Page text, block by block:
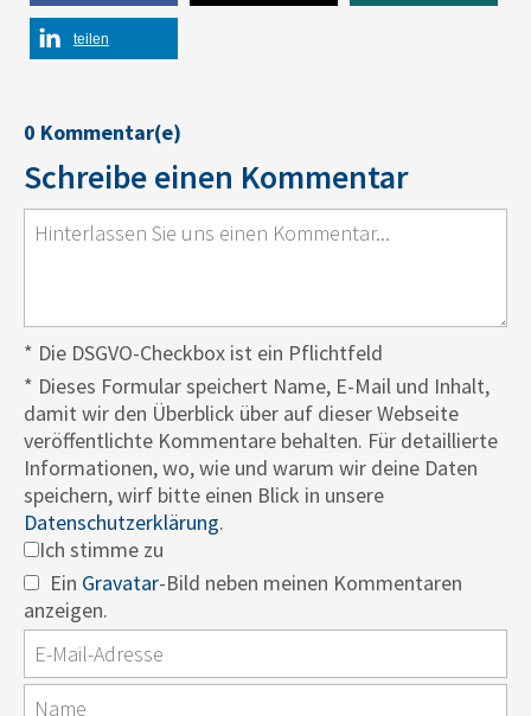
teilen
0 Kommentar(e)
Schreibe einen Kommentar
* Die DSGVO-Checkbox ist ein Pflichtfeld
* Dieses Formular speichert Name, E-Mail und Inhalt,
damit wir den Überblick über auf dieser Webseite
veröffentlichte Kommentare behalten. Für detaillierte
Informationen, wo, wie und warum wir deine Daten
speichern, wirf bitte einen Blick in unsere
Datenschutzerklärung.
Ich stimme zu
Ein Gravatar-Bild neben meinen Kommentaren
anzeigen.